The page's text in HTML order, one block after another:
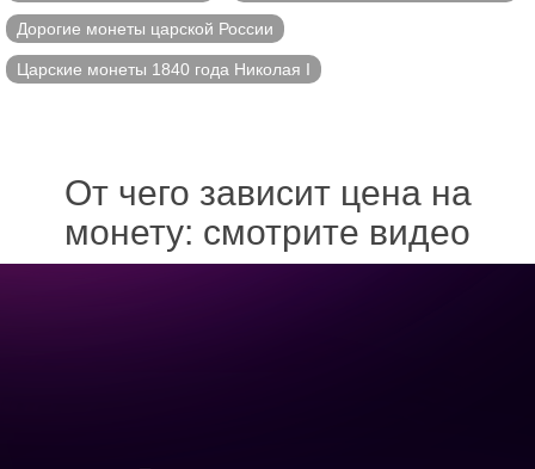
Дорогие монеты царской России
Царские монеты 1840 года Николая I
От чего зависит цена на
монету: смотрите видео